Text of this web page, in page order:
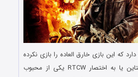
که این بازی خارق العاده را بازی نکرده
باشد! بازی قلعه ولفنشتاین یا به اختصار RTCW یکی از محبوب